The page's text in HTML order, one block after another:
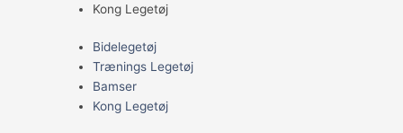
Kong Legetøj
Bidelegetøj
Trænings Legetøj
Bamser
Kong Legetøj